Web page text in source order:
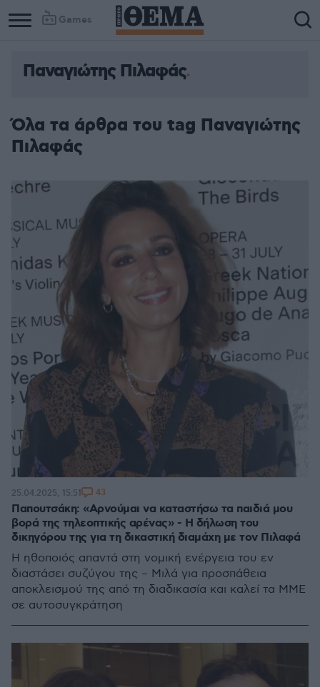
Games
Παναγιώτης Πιλαφάς
Όλα τα άρθρα του tag Παναγιώτης
Πιλαφάς
Παπουτσάκη: «Αρνούμαι να καταστήσω τα παιδιά μου
βορά της τηλεοπτικής αρένας» - Η δήλωση του
δικηγόρου της για τη δικαστική διαμάχη με τον Πιλαφά
Η ηθοποιός απαντά στη νομική ενέργεια του εν
διαστάσει συζύγου της – Μιλά για προσπάθεια
αποκλεισμού της από τη διαδικασία και καλεί τα ΜΜΕ
σε αυτοσυγκράτηση
25.04.2025, 15:51 43